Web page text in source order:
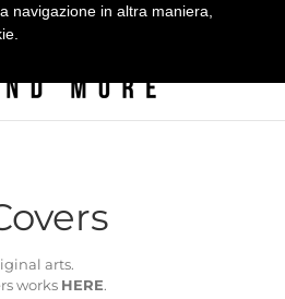
arts.
works HERE.
navigazione in altra maniera,